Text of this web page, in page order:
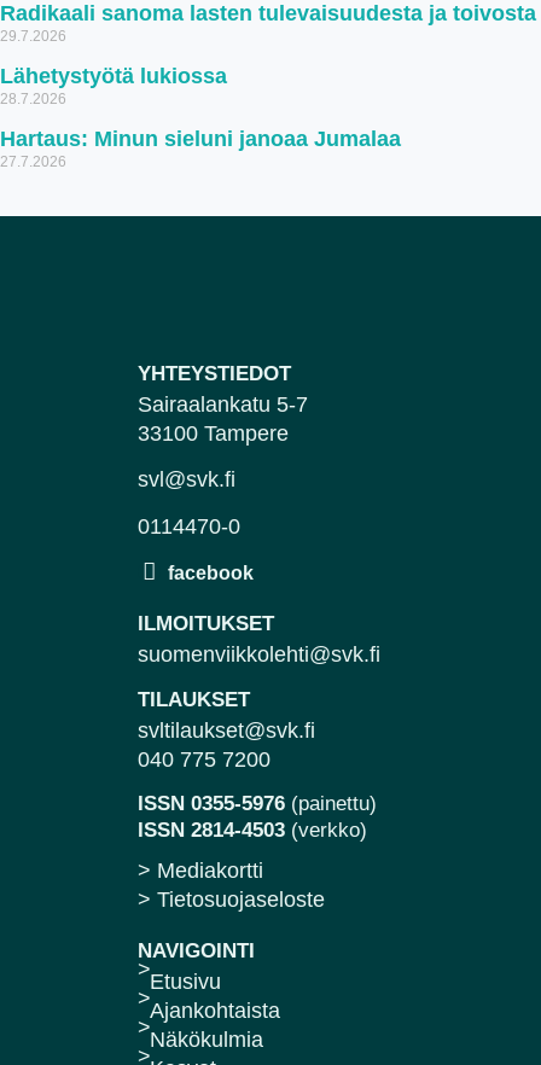
Radikaali sanoma lasten tulevaisuudesta ja toivosta
29.7.2026
Lähetystyötä lukiossa
28.7.2026
Hartaus: Minun sieluni janoaa Jumalaa
27.7.2026
YHTEYSTIEDOT
Sairaalankatu 5-7
33100 Tampere
svl@svk.fi
0114470-0
ILMOITUKSET
suomenviikkolehti@svk.fi
TILAUKSET
svltilaukset@svk.fi
040 775 7200
ISSN 0355-5976 (painettu)
ISSN 2814-4503 (verkko)
> Mediakortti
> Tietosuojaseloste
NAVIGOINTI
Etusivu
Ajankohtaista
Näkökulmia